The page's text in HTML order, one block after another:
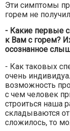
Эти симптомы
горем не
- Какие первые
к Вам с горем?
осознанное
- Как таковых
очень
возможность
с чем человек
строиться наша
складываются
сложилось, то